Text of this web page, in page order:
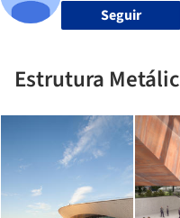
Seguir
Estrutura